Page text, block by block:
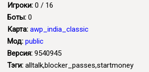
Игроки: 0 / 16
Боты: 0
Карта: awp_india_classic
Мод: public
Версия: 9540945
Тэги: alltalk,blocker_passes,startmoney